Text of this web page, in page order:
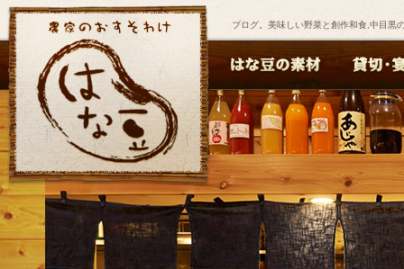
ブログ。美味しい野菜と創作和食,中目黒